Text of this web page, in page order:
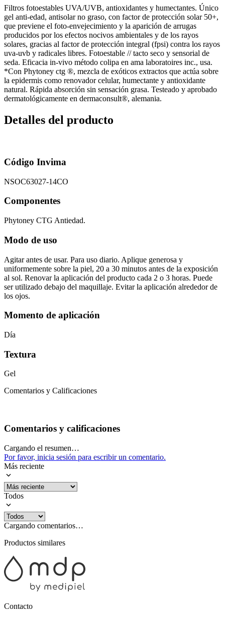
Filtros fotoestables UVA/UVB, antioxidantes y humectantes. Único
gel anti-edad, antisolar no graso, con factor de protección solar 50+,
que previene el foto-envejecimiento y la aparición de arrugas
producidos por los efectos nocivos ambientales y de los rayos
solares, gracias al factor de protección integral (fpsi) contra los rayos
uva-uvb y radicales libres. Fotoestable // tacto seco y sensorial de
seda. Eficacia in-vivo método colipa en ama laboratoires inc., usa.
*Con Phytoney ctg ®, mezcla de exóticos extractos que actúa sobre
la epidermis como renovador celular, humectante y antioxidante
natural. Rápida absorción sin sensación grasa. Testeado y aprobado
dermatológicamente en dermaconsult®, alemania.
Detalles del producto
Código Invima
NSOC63027-14CO
Componentes
Phytoney CTG Antiedad.
Modo de uso
Agitar antes de usar. Para uso diario. Aplique generosa y
uniformemente sobre la piel, 20 a 30 minutos antes de la exposición
al sol. Renovar la aplicación del producto cada 2 o 3 horas. Puede
ser utilizado debajo del maquillaje. Evitar la aplicación alrededor de
los ojos.
Momento de aplicación
Día
Textura
Gel
Comentarios y Calificaciones
Comentarios y calificaciones
Cargando el resumen…
Por favor, inicia sesión para escribir un comentario.
Más reciente
Todos
Cargando comentarios…
Productos similares
Contacto